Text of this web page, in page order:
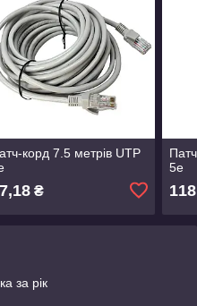
корд 7.5 метрів UTP
₴
5е
за рік